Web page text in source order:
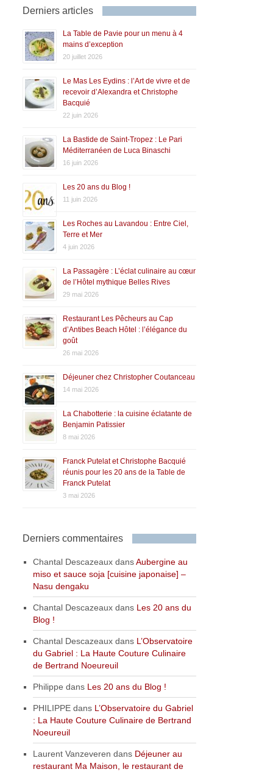
Derniers articles
La Table de Pavie pour un menu à 4
mains d’exception
20 juillet 2026
Le Mas Les Eydins : l’Art de vivre et de
recevoir d’Alexandra et Christophe
Bacquié
22 juin 2026
La Bastide de Saint-Tropez : Le Pari
Méditerranéen de Luca Binaschi
16 juin 2026
Les 20 ans du Blog !
11 juin 2026
Les Roches au Lavandou : Entre Ciel,
Terre et Mer
4 juin 2026
La Passagère : L’éclat culinaire au cœur
de l’Hôtel mythique Belles Rives
29 mai 2026
Restaurant Les Pêcheurs au Cap
d’Antibes Beach Hôtel : l’élégance du
goût
26 mai 2026
Déjeuner chez Christopher Coutanceau
14 mai 2026
La Chabotterie : la cuisine éclatante de
Benjamin Patissier
8 mai 2026
Franck Putelat et Christophe Bacquié
réunis pour les 20 ans de la Table de
Franck Putelat
3 mai 2026
Derniers commentaires
Chantal Descazeaux dansAubergine au
miso et sauce soja [cuisine japonaise] –
Nasu dengaku
Chantal Descazeaux dans Les 20 ans du
Blog !
Chantal Descazeaux dans L’Observatoire
du Gabriel : La Haute Couture Culinaire
de Bertrand Noeureuil
Philippe dans Les 20 ans du Blog !
PHILIPPE dans L’Observatoire du Gabriel
: La Haute Couture Culinaire de Bertrand
Noeureuil
Laurent Vanzeveren dans Déjeuner au
restaurant Ma Maison, le restaurant de